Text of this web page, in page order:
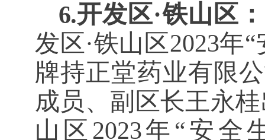
6.开发区·铁山区：
发区·铁山区2023年
牌持正堂药业有限
成员、副区长王永
山区2023年“安全